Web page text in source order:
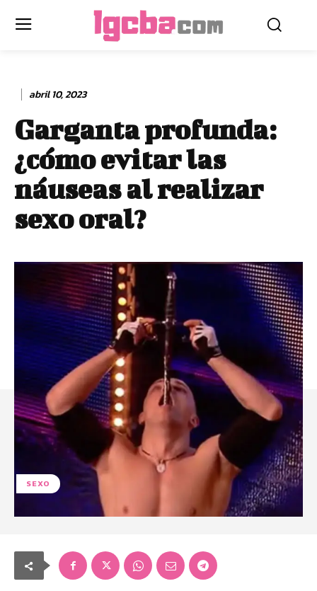
abril 10, 2023
Garganta profunda:
¿cómo evitar las
náuseas al realizar
sexo oral?
SEXO